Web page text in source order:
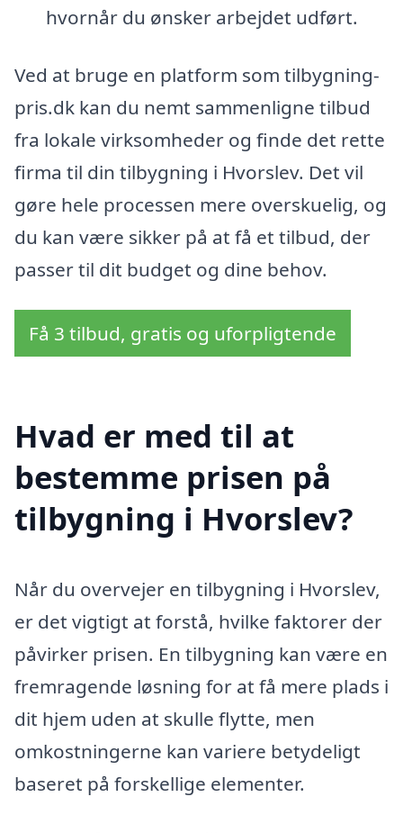
hvornår du ønsker arbejdet udført.
Ved at bruge en platform som tilbygning-
pris.dk kan du nemt sammenligne tilbud
fra lokale virksomheder og finde det rette
firma til din tilbygning i Hvorslev. Det vil
gøre hele processen mere overskuelig, og
du kan være sikker på at få et tilbud, der
passer til dit budget og dine behov.
Få 3 tilbud, gratis og uforpligtende
Hvad er med til at
bestemme prisen på
tilbygning i Hvorslev?
Når du overvejer en tilbygning i Hvorslev,
er det vigtigt at forstå, hvilke faktorer der
påvirker prisen. En tilbygning kan være en
fremragende løsning for at få mere plads i
dit hjem uden at skulle flytte, men
omkostningerne kan variere betydeligt
baseret på forskellige elementer.